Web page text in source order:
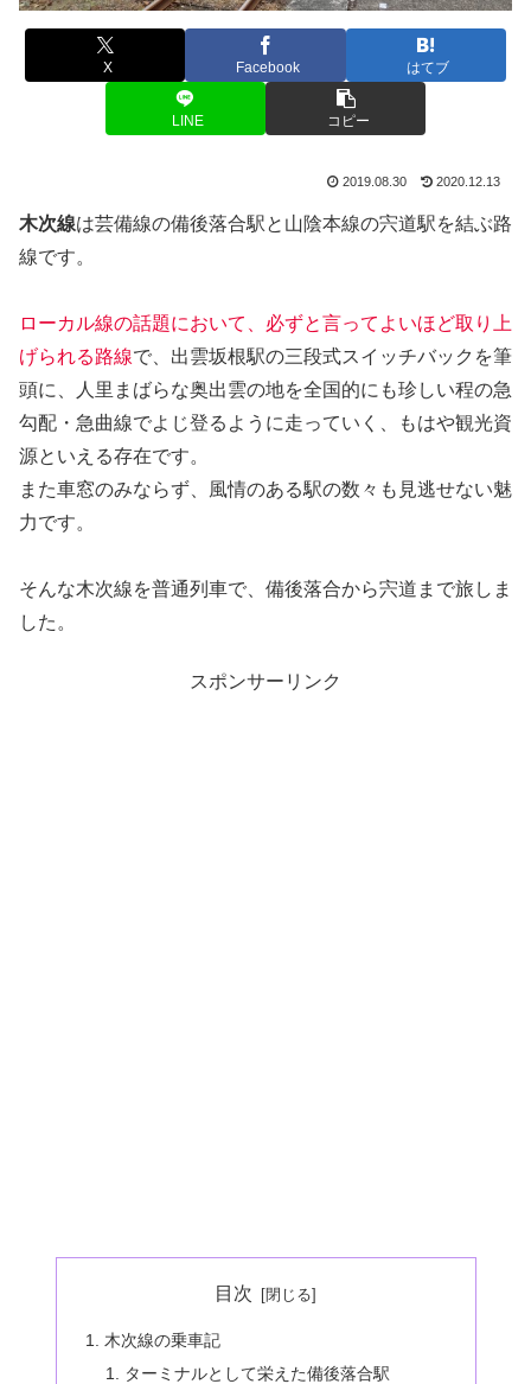
X Facebook はてブ
LINE コピー
2019.08.30 2020.12.13
木次線は芸備線の備後落合駅と山陰本線の宍道駅を結ぶ路
線です。
ローカル線の話題において、必ずと言ってよいほど取り上
げられる路線で、出雲坂根駅の三段式スイッチバックを筆
頭に、人里まばらな奥出雲の地を全国的にも珍しい程の急
勾配・急曲線でよじ登るように走っていく、もはや観光資
源といえる存在です。
また車窓のみならず、風情のある駅の数々も見逃せない魅
力です。
そんな木次線を普通列車で、備後落合から宍道まで旅しま
した。
スポンサーリンク
目次
木次線の乗車記
ターミナルとして栄えた備後落合駅